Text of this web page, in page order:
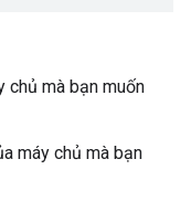
chủ mà bạn muốn
máy chủ mà bạn